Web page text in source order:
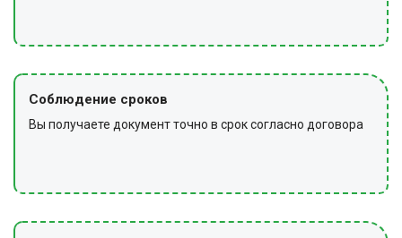
Соблюдение сроков
Вы получаете документ точно в срок согласно договора